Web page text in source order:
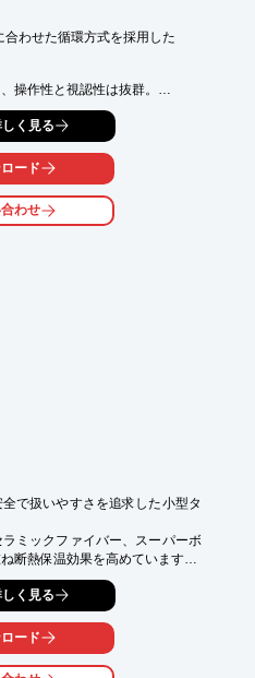
合わせた循環方式を採用した
操作性と視認性は抜群。
250℃といった幅広い温度に対応
採用
が可能
作性と視認性は抜群
安定性、納期短縮
く見る
ード
わせ
で扱いやすさを追求した小型タ
ミックファイバー、スーパーボ
断熱保温効果を高めています。
ウェーデンのカンタルヒーター
たりの負荷を低く抑えています
ターはスパライル方式で溝に収
れや線の交換が容易です。
ＩＤ制御で安定した昇温とキー
単なので自分の焼成パターンを
く見る
ード